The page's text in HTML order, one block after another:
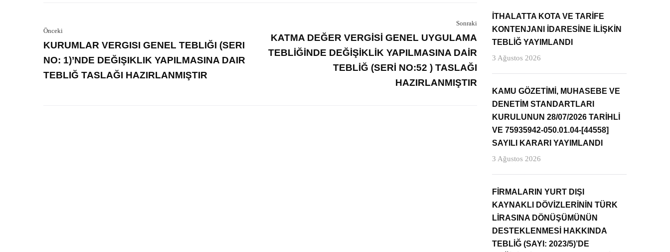
Önceki
KURUMLAR VERGISI GENEL TEBLIĞI (SERI
NO: 1)’NDE DEĞIŞIKLIK YAPILMASINA DAIR
TEBLIĞ TASLAĞI HAZIRLANMIŞTIR
Sonraki
KATMA DEĞER VERGİSİ GENEL UYGULAMA
TEBLİĞİNDE DEĞİŞİKLİK YAPILMASINA DAİR
TEBLİĞ (SERİ NO:52 ) TASLAĞI
HAZIRLANMIŞTIR
İTHALATTA KOTA VE TARİFE
KONTENJANI İDARESİNE İLİŞKİN
TEBLİĞ YAYIMLANDI
3 Ağustos 2026
KAMU GÖZETİMİ, MUHASEBE VE
DENETİM STANDARTLARI
KURULUNUN 28/07/2026 TARİHLİ
VE 75935942-050.01.04-[44558]
SAYILI KARARI YAYIMLANDI
3 Ağustos 2026
FİRMALARIN YURT DIŞI
KAYNAKLI DÖVİZLERİNİN TÜRK
LİRASINA DÖNÜŞÜMÜNÜN
DESTEKLENMESİ HAKKINDA
TEBLİĞ (SAYI: 2023/5)’DE